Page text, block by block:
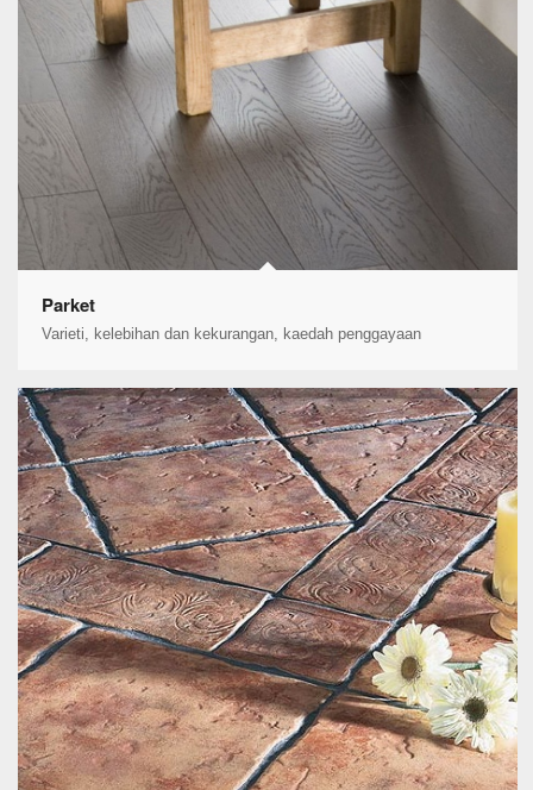
Parket
Varieti, kelebihan dan kekurangan, kaedah penggayaan